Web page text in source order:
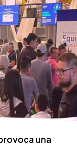
un fallo global
medios
de unidad en la
una